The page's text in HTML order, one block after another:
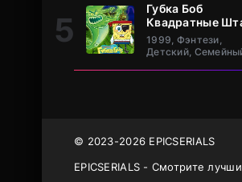
Губка Боб
Квадратные
1999, Фэнтези,
Детский,
© 2023-2026 EPICSERIALS
EPICSERIALS - Смотрите